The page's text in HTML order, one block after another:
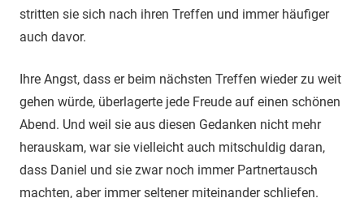
stritten sie sich nach ihren Treffen und immer häufiger
auch davor.
Ihre Angst, dass er beim nächsten Treffen wieder zu weit
gehen würde, überlagerte jede Freude auf einen schönen
Abend. Und weil sie aus diesen Gedanken nicht mehr
herauskam, war sie vielleicht auch mitschuldig daran,
dass Daniel und sie zwar noch immer Partnertausch
machten, aber immer seltener miteinander schliefen.